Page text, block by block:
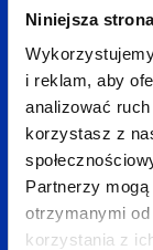
Niniejsza
i reklam, aby
analizować
korzystasz z
Partnerzy
otrzymanymi
korzystania z
4. Jak
promocyjne?
Jeśli klient